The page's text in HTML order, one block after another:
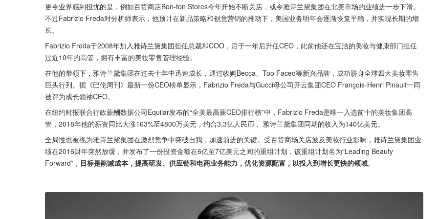
更令业界感到担忧的是，例如百货商店Bon-ton Stores今年开始不断关店，或令雅诗兰黛集团在北美市场的业绩进一步下滑。
不过Fabrizio Freda对分析师表示，他预计在新品策略和创意营销的推动下，美国业务明年会逐渐恢复平稳，并实现长期的增
长。
Fabrizio Freda于2008年加入雅诗兰黛集团担任总裁和COO，后于一年后升任CEO，此前他还在宝洁的美妆与健康部门担任
过近10年的高管，拥有丰富的美妆零售管理经验。
在他的带领下，雅诗兰黛集团在过去十年中迅速成长，通过收购Becca、Too Faced等新兴品牌，成功跻身全球四大美妆零售
巨头行列。据《巴伦周刊》最新一份CEO榜单显示，Fabrizio Freda与Gucci母公司开云集团CEO François-Henri Pinault一同
被评为成长领袖CEO。
在纽约时报联合行政薪酬数据公司Equilar发布的“全美最高薪CEO排行榜”中，Fabrizio Freda是唯一入选前十的美妆集团高
管，2018年他的薪资同比大涨163%至4800万美元，约合3.3亿人民币， 雅诗兰黛集团同期的收入为140亿美元。
全局性也被视为雅诗兰黛集团在激烈竞争中突破自我，加速前进的关键。受百货商场关店波及美妆行业影响，雅诗兰黛集团业
绩在2016财年突然放缓，并发布了一份投资金额在6亿至7亿美元之间的重组计划，该重组计划名为“Leading Beauty
Forward”， 目标是削减成本，提高研发、供应链和电商业务能力，优化资源配置，以投入到增长更快的领域。